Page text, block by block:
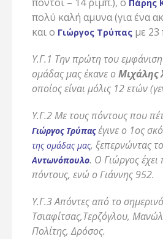
πόντοι – 14 ριμπ.), ο Πάρης
πολύ καλή αμυνα (για ένα
και ο Γιώργος Τρύπαςμε 23
Υ.Γ.1 Την πρώτη του
ομάδας μας έκανε οΜιχάλης
οποίος είναι μόλις 12 ετών
Υ.Γ.2 Με τους πόντους που
Γιώργος Τρύπαςέγινε ο 1ος
της ομάδας μας, ξεπερνώντας
Αντωνόπουλο. Ο Γιώργος
πόντους, ενώ ο Γιάννης 952.
Υ.Γ.3 Απόντες από το
Τσιαφίτσας,Τερζόγλου,
Πολίτης, Δρόσος.